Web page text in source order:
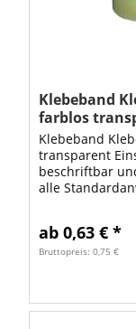
Klebeband
farblos
Klebeband
transparent
beschriftbar
alle
ab 0,63 € *
Bruttopreis: 0,75 €